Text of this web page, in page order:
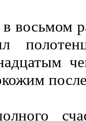
восьмом